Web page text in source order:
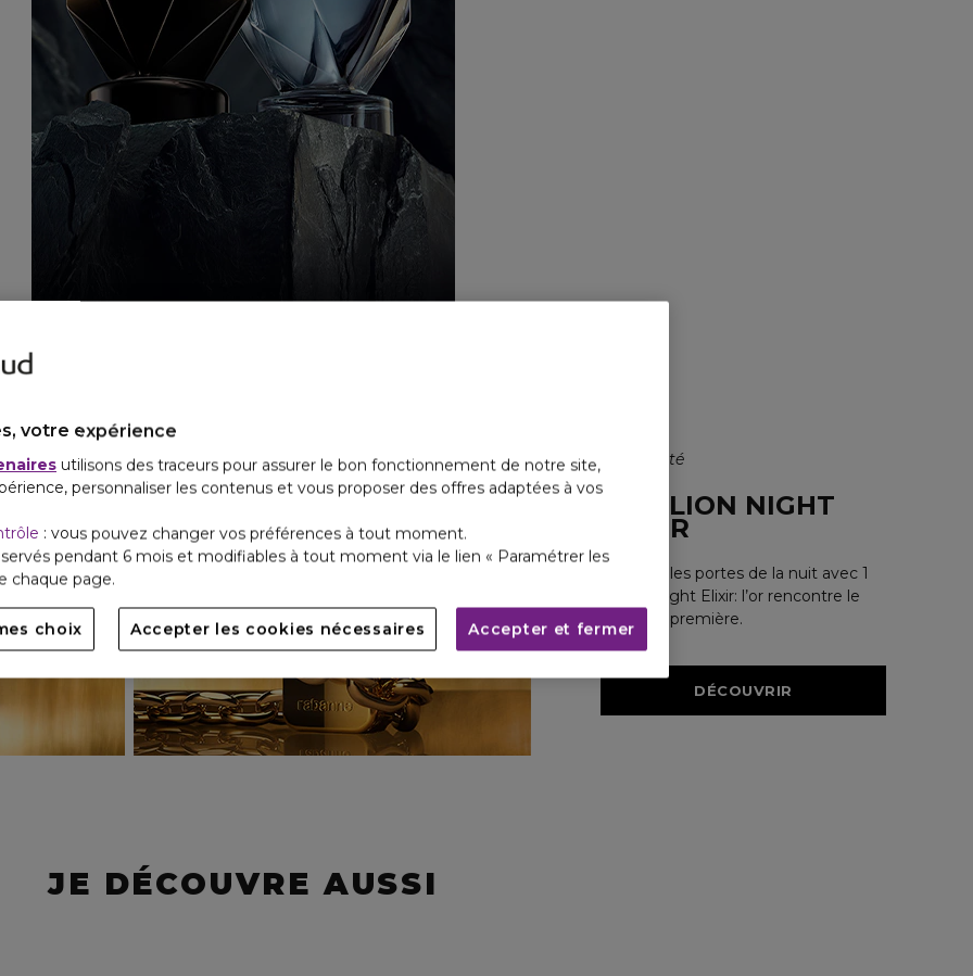
Nouveauté
1 MILLION NIGHT
ELIXIR
Poussez les portes de la nuit avec 1
Million Night Elixir: l’or rencontre le
noir, une première.
DÉCOUVRIR
JE DÉCOUVRE AUSSI
votre expérience
utilisons des traceurs pour assurer le bon fonctionnement de notre site,
personnaliser les contenus et vous proposer des offres adaptées à vos
: vous pouvez changer vos préférences à tout moment.
pendant 6 mois et modifiables à tout moment via le lien « Paramétrer les
chaque page.
choix Accepter les cookies nécessaires Accepter et fermer